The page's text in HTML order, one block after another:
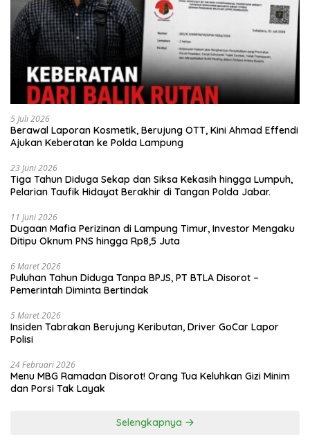
5 Juli 2026
Berawal Laporan Kosmetik, Berujung OTT, Kini Ahmad Effendi
Ajukan Keberatan ke Polda Lampung
23 Juni 2026
Tiga Tahun Diduga Sekap dan Siksa Kekasih hingga Lumpuh,
Pelarian Taufik Hidayat Berakhir di Tangan Polda Jabar.
11 Juni 2026
Dugaan Mafia Perizinan di Lampung Timur, Investor Mengaku
Ditipu Oknum PNS hingga Rp8,5 Juta
6 Maret 2026
Puluhan Tahun Diduga Tanpa BPJS, PT BTLA Disorot –
Pemerintah Diminta Bertindak
5 Maret 2026
Insiden Tabrakan Berujung Keributan, Driver GoCar Lapor
Polisi
24 Februari 2026
Menu MBG Ramadan Disorot! Orang Tua Keluhkan Gizi Minim
dan Porsi Tak Layak
Selengkapnya